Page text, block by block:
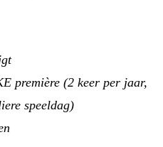
première (2 keer per jaar,
speeldag)